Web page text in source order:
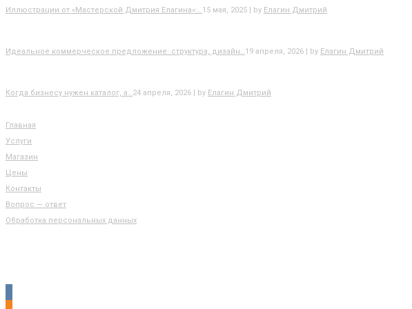
Иллюстрации от «Мастерской Дмитрия Елагина»:…15 мая, 2025 | by Елагин Дмитрий
Идеальное коммерческое предложение: структура, дизайн…19 апреля, 2026 | by Елагин Дмитрий
Когда бизнесу нужен каталог, а…24 апреля, 2026 | by Елагин Дмитрий
Главная
Услуги
Магазин
Цены
Контакты
Вопрос — ответ
Обработка персональных данных